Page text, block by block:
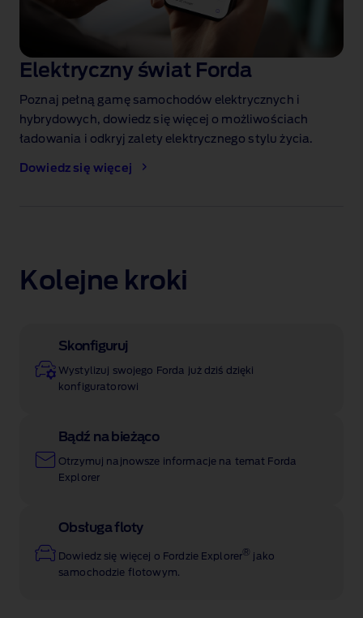
Elektryczny świat Forda
Poznaj pełną gamę samochodów elektrycznych i
hybrydowych, dowiedz się więcej o możliwościach
ładowania i odkryj zalety elektrycznego stylu życia.
Dowiedz się więcej
Kolejne kroki
Skonfiguruj
Wystylizuj swojego Forda już dziś dzięki
konfiguratorowi
Bądź na bieżąco
Otrzymuj najnowsze informacje na temat Forda
Explorer
Obsługa floty
Dowiedz się więcej o Fordzie Explorer ® jako
samochodzie flotowym.